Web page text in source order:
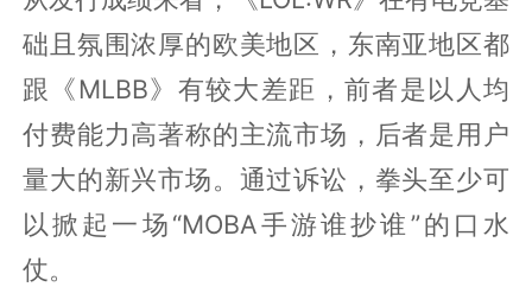
础且氛围浓厚的欧美地区，东南亚地区都
跟《MLBB》有较大差距，前者是以人均
付费能力高著称的主流市场，后者是用户
量大的新兴市场。通过诉讼，拳头至少可
以掀起一场“MOBA手游谁抄谁”的口水
仗。